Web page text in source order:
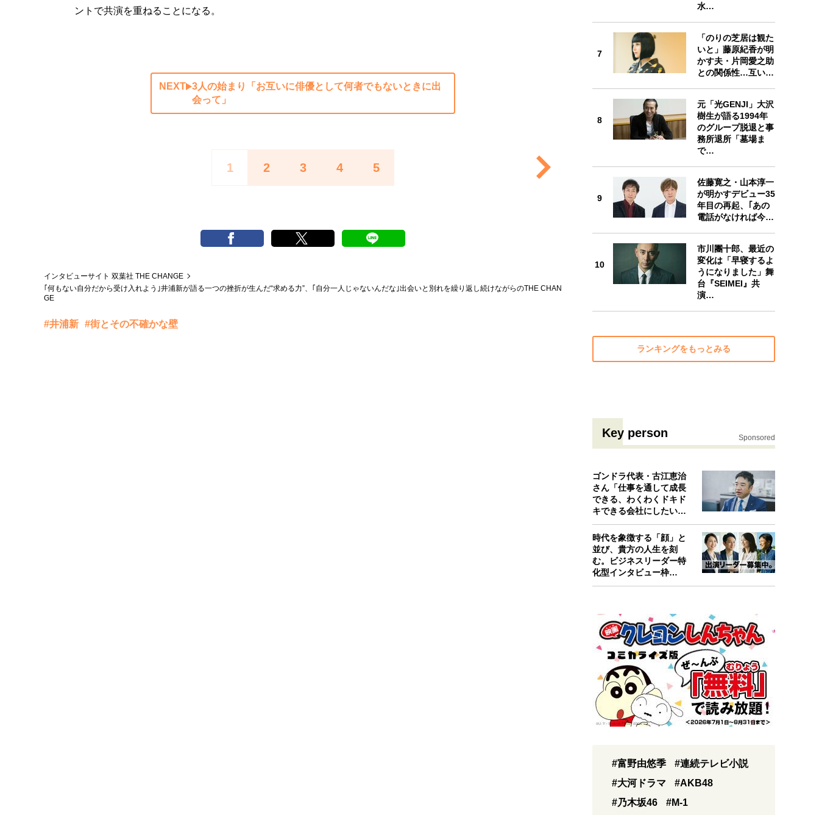
ントで共演を重ねることになる。
NEXT
3人の始まり「お互いに俳優として何者でもないときに出
会って」
1 2 3 4 5
インタビューサイト 双葉社 THE CHANGE
｢何もない自分だから受け入れよう｣井浦新が語る一つの挫折が生んだ“求める力”、｢自分一人じゃないんだな｣出会いと別れを繰り返し続けながらのTHE CHAN
GE
#井浦新 #街とその不確かな壁
水…
7
「のりの芝居は観た
いと」藤原紀香が明
かす夫・片岡愛之助
との関係性…互い…
8
元「光GENJI」大沢
樹生が語る1994年
のグループ脱退と事
務所退所「墓場ま
で…
9
佐藤寛之・山本淳一
が明かすデビュー35
年目の再起、｢あの
電話がなければ今…
10
市川團十郎、最近の
変化は「早寝するよ
うになりました」舞
台『SEIMEI』共
演…
ランキングをもっとみる
Key person Sponsored
ゴンドラ代表・古江恵治
さん「仕事を通して成長
できる、わくわくドキド
キできる会社にしたいと
考えたんで…
時代を象徴する「顔」と
並び、貴方の人生を刻
む。ビジネスリーダー特
化型インタビュー枠
『Key person』始…
#富野由悠季
#連続テレビ小説
#大河ドラマ
#AKB48
#乃木坂46
#M-1